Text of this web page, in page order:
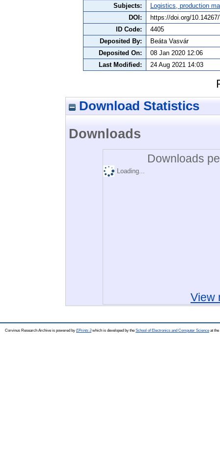
Subjects:
Logistics, production
DOI:
https://doi.org/
ID Code:
4405
Deposited By:
Beáta Vasvár
Deposited On:
08 Jan 2020 12:06
Last Modified:
24 Aug 2021 14:03
Download Statistics
Downloads
Downloads
Loading...
View
Corvinus Research Archive is powered by EPrints 3which is developed by the School of Electronics and Computer Science at